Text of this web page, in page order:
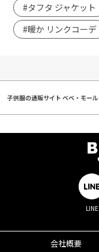
#タフタ ジャケット
#暖か リンクコーデ
子供服の通販サイト ベベ・モール
LINE
会社概要